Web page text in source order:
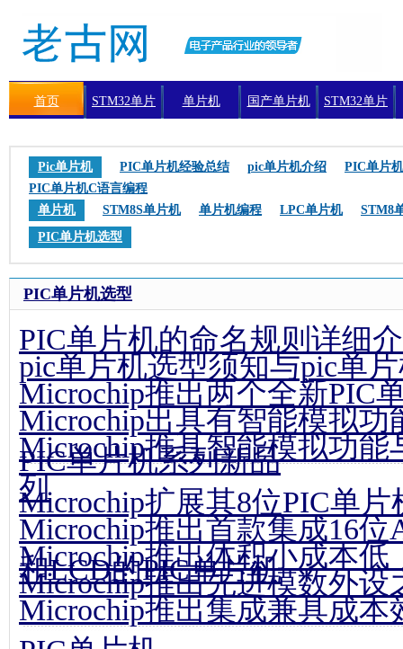
首页 STM32单片 单片机 国产单片机 STM32单片
Pic单片机
PIC单片机经验总结 pic单片机介绍
PIC单片
PIC单片机C语言编程
单片机
STM8S单片机 单片机编程 LPC单片机
STM8
PIC单片机选型
PIC单片机选型
PIC单片机的命名规则详细
pic单片机选型须知与pic单
Microchip推出两个全新PIC
Microchip出具有智能模拟
PIC单片机系列新品
Microchip推具智能模拟功
列
Microchip扩展其8位PIC单
Microchip推出首款集成16
和LCD的PIC单片机
Microchip推出体积小成本
Microchip推出先进模数外设
Microchip推出集成兼具成